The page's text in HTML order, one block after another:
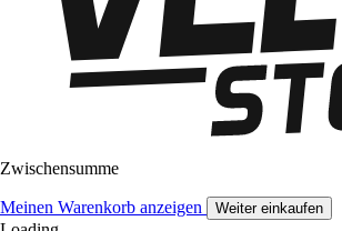
Zwischensumme
Meinen Warenkorb anzeigen Weiter einkaufen